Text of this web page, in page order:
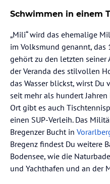
Schwimmen in einem
„Mili“ wird das ehemalige
im Volksmund genannt, das
gehört zu den letzten seiner
der Veranda des stilvollen
das Wasser blickst, wirst Du
seit mehr als hundert
Ort gibt es auch
einen SUP-Verleih. Das
Bregenzer Bucht in
Bregenz findest Du weitere
Bodensee, wie die
und Yachthafen und an der